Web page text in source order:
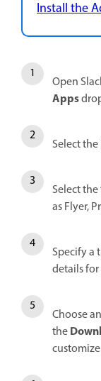
Install the
Open
Apps
Select the
Select
as Flyer,
Specify a
details
Choose
the